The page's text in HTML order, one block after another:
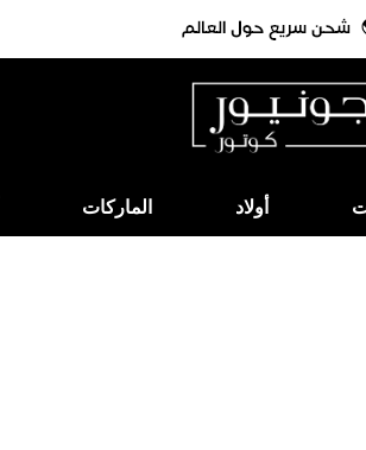
أولاد الماركات